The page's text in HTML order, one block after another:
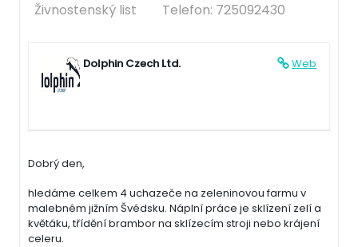
Živnostenský list
Telefon: 725092430
Web
Dolphin Czech Ltd.
Dobrý den,
hledáme celkem 4 uchazeče na zeleninovou farmu v
malebném jižním Švédsku. Náplní práce je sklízení zelí a
květáku, třídění brambor na sklízecím stroji nebo krájení
celeru.